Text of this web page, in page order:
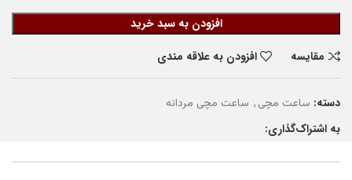
افزودن به سبد خرید
مقایسه
افزودن به علاقه مندی
دسته: ساعت مچی, ساعت مچی مردانه
به اشتراک‌گذاری: